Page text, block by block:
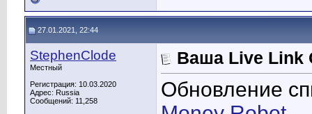
27.01.2021, 22:44
StephenClode
Местный
Регистрация: 10.03.2020
Адрес: Russia
Сообщений: 11,258
Ваша Live Link
Обновление